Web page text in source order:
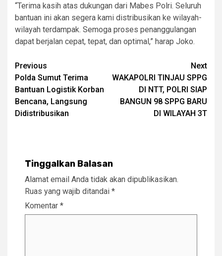
“Terima kasih atas dukungan dari Mabes Polri. Seluruh
bantuan ini akan segera kami distribusikan ke wilayah-
wilayah terdampak. Semoga proses penanggulangan
dapat berjalan cepat, tepat, dan optimal,” harap Joko.
Post
navigation
Previous
Polda Sumut Terima
Bantuan Logistik Korban
Bencana, Langsung
Didistribusikan
Next
WAKAPOLRI TINJAU SPPG
DI NTT, POLRI SIAP
BANGUN 98 SPPG BARU
DI WILAYAH 3T
Tinggalkan Balasan
Alamat email Anda tidak akan dipublikasikan.
Ruas yang wajib ditandai *
Komentar *